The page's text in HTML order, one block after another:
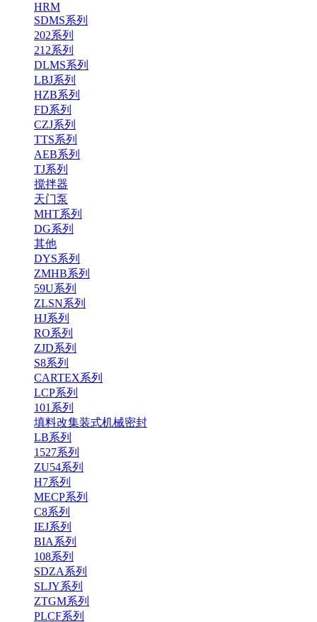
HRM
SDMS系列
202系列
212系列
DLMS系列
LBJ系列
HZB系列
FD系列
CZJ系列
TTS系列
AEB系列
TJ系列
搅拌器
天门泵
MHT系列
DG系列
其他
DYS系列
ZMHB系列
59U系列
ZLSN系列
HJ系列
RO系列
ZJD系列
S8系列
CARTEX系列
LCP系列
101系列
填料改集装式机械密封
LB系列
1527系列
ZU54系列
H7系列
MECP系列
C8系列
IEJ系列
BIA系列
108系列
SDZA系列
SLJY系列
ZTGM系列
PLCF系列